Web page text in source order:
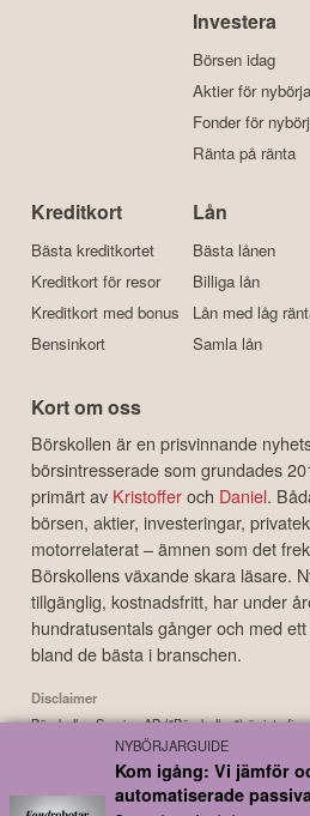
Investera
Börsen idag
Aktier för
Fonder för
Ränta på ränta
Kreditkort
Bästa kreditkortet
Kreditkort för resor
Kreditkort med bonus
Bensinkort
Lån
Bästa lånen
Billiga lån
Lån med låg
Samla lån
Kort om oss
Börskollen är en prisvinnande
börsintresserade som grundades
primärt av Kristofferoch Daniel.
börsen, aktier, investeringar,
motorrelaterat – ämnen som det
Börskollens växande skara läsare.
tillgänglig, kostnadsfritt, har under
hundratusentals gånger och med
bland de bästa i branschen.
Disclaimer
Börskollen Sverige AB ("Börskollen") är inte
finansinspektionens tillsyn och ger inga råd till
investeringsbeslut baserade på information
från Börskollen eller personer med koppling till
NYBÖRJARGUIDE
Kom igång: Vi jämför
automatiserade